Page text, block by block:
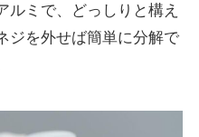
ルミで、どっしりと構え
ジを外せば簡単に分解で